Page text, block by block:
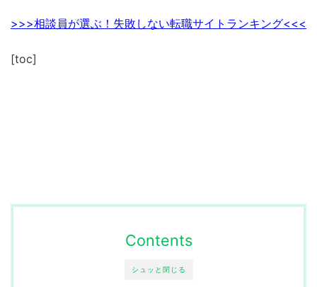
>>>相談員が選ぶ！失敗しない転職サイトランキング<<<
[toc]
シュッと閉じる
Contents